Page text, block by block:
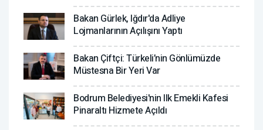
Bakan Gürlek, Iğdır'da Adliye
Lojmanlarının Açılışını Yaptı
Bakan Çiftçi: Türkeli’nin Gönlümüzde
Müstesna Bir Yeri Var
Bodrum Belediyesi'nin Ilk Emekli Kafesi
Pinaraltı Hizmete Açıldı